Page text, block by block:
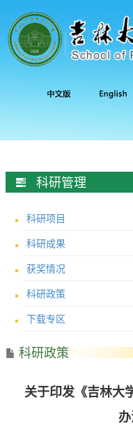
科研管理
科研项目
科研成果
获奖情况
科研政策
下载专区
科研政策
关于印发《吉林大
办